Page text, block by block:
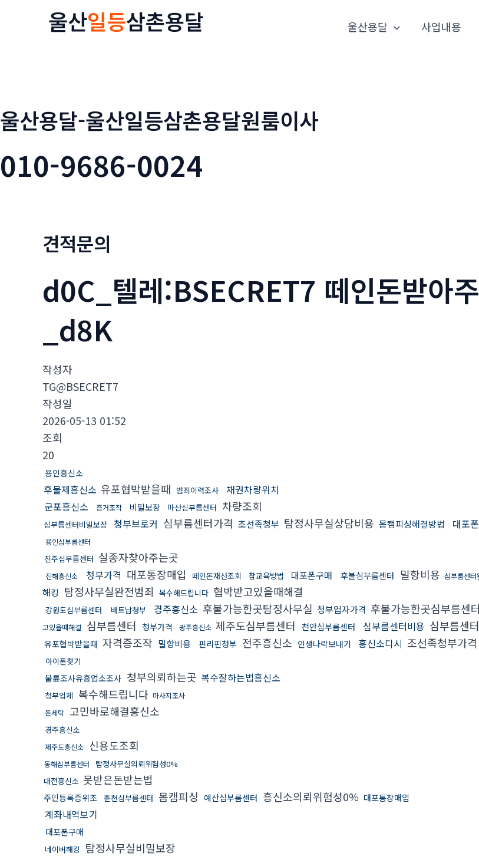
뛰
기
울산일등삼촌용달 울산용달 사업내용
울산용달-울산일등삼촌용달원룸이사
010-9686-0024
견적문의
d0C_텔레:BSECRET7 떼인돈받아
_d8K
작성자
TG@BSECRET7
작성일
2026-05-13 01:52
조회
20
용인흥신소
후불제흥신소 유포협박받을때 범죄이력조사
채권차량위치
군포흥신소
증거조작 비밀보장 마산심부름센터 차량조회
심부름센터비밀보장 청부브로커 심부름센터가격 조선족청부 탐정사무실상담비용 몸캠피싱해결방법 대포
용인심부름센터
진주심부름센터 실종자찾아주는곳
진해흥신소 청부가격 대포통장매입 떼인돈재산조회 참교육방법 대포폰구매 후불심부름센터 밀항비용 심부름센터
해킹 탐정사무실완전범죄 복수해드립니다 협박받고있을때해결
강원도심부름센터 배트남청부 경주흥신소 후불가능한곳탐정사무실 청부업자가격 후불가능한곳심부름센터
고있을때해결 심부름센터 청부가격 광주흥신소 제주도심부름센터 천안심부름센터 심부름센터비용 심부름센
유포협박받을때 자격증조작 밀항비용 핀리핀청부 전주흥신소 인생나락보내기 흥신소디시 조선족청부가격
아이폰찾기
불륜조사유흥업소조사 청부의뢰하는곳 복수잘하는법흥신소
청부업체 복수해드립니다 마사지조사
돈세탁 고민바로해결흥신소
경주흥신소
제주도흥신소 신용도조회
동해심부름센터
탐정사무실의뢰위험성0%
대전흥신소 못받은돈받는법
주민등록증위조 춘천심부름센터 몸캠피싱 예산심부름센터 흥신소의뢰위험성0% 대포통장매입
계좌내역보기
대포폰구매
네이버해킹 탐정사무실비밀보장